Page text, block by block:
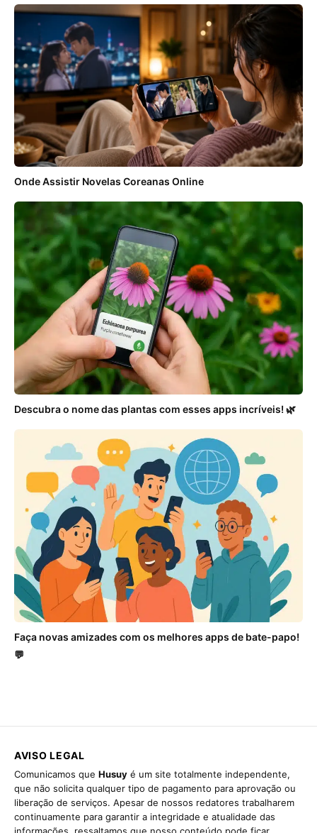
Onde Assistir Novelas Coreanas Online
Descubra o nome das plantas com esses apps incríveis! 🌿
Faça novas amizades com os melhores apps de bate-papo!
💬
AVISO LEGAL
Comunicamos que Husuy é um site totalmente independente,
que não solicita qualquer tipo de pagamento para aprovação ou
liberação de serviços. Apesar de nossos redatores trabalharem
continuamente para garantir a integridade e atualidade das